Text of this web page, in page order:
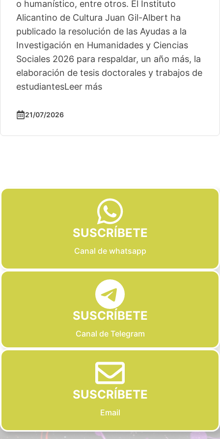
o humanístico, entre otros. El Instituto
Alicantino de Cultura Juan Gil-Albert ha
publicado la resolución de las Ayudas a la
Investigación en Humanidades y Ciencias
Sociales 2026 para respaldar, un año más, la
elaboración de tesis doctorales y trabajos de
estudiantesLeer más
21/07/2026
SUSCRÍBETE
Canal de whatsapp
SUSCRÍBETE
Canal de Telegram
SUSCRÍBETE
Email